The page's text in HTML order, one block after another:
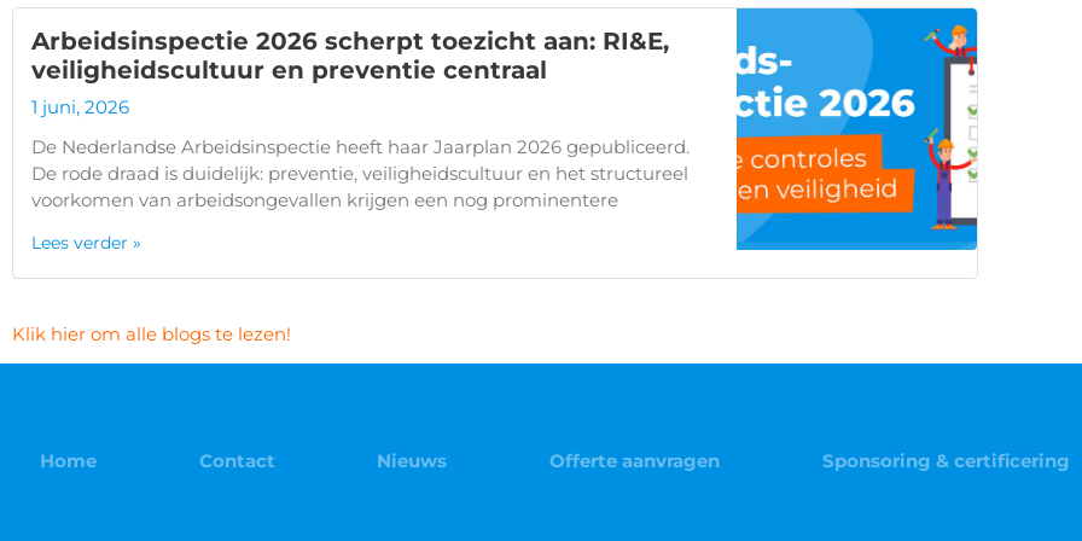
Arbeidsinspectie 2026 scherpt toezicht aan: RI&E,
veiligheidscultuur en preventie centraal
1 juni, 2026
De Nederlandse Arbeidsinspectie heeft haar Jaarplan 2026 gepubliceerd.
De rode draad is duidelijk: preventie, veiligheidscultuur en het structureel
voorkomen van arbeidsongevallen krijgen een nog prominentere
Lees verder »
Klik hier om alle blogs te lezen!
Home Contact Nieuws Offerte aanvragen Sponsoring & certificering